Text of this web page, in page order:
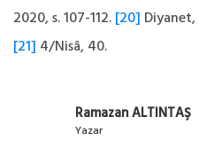
2020, s. 107-112. [20] Diyanet,
[21] 4/Nisâ, 40.
Ramazan ALTINTAŞ
Yazar